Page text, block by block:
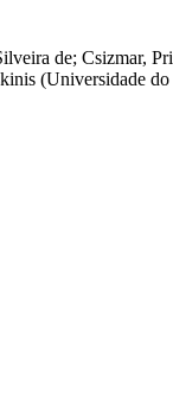
de; Csizmar,
(Universidade